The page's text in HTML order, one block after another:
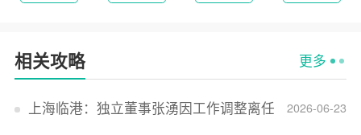
相关攻略 更多
2026-06-23
上海临港：独立董事张湧因工作调整离任